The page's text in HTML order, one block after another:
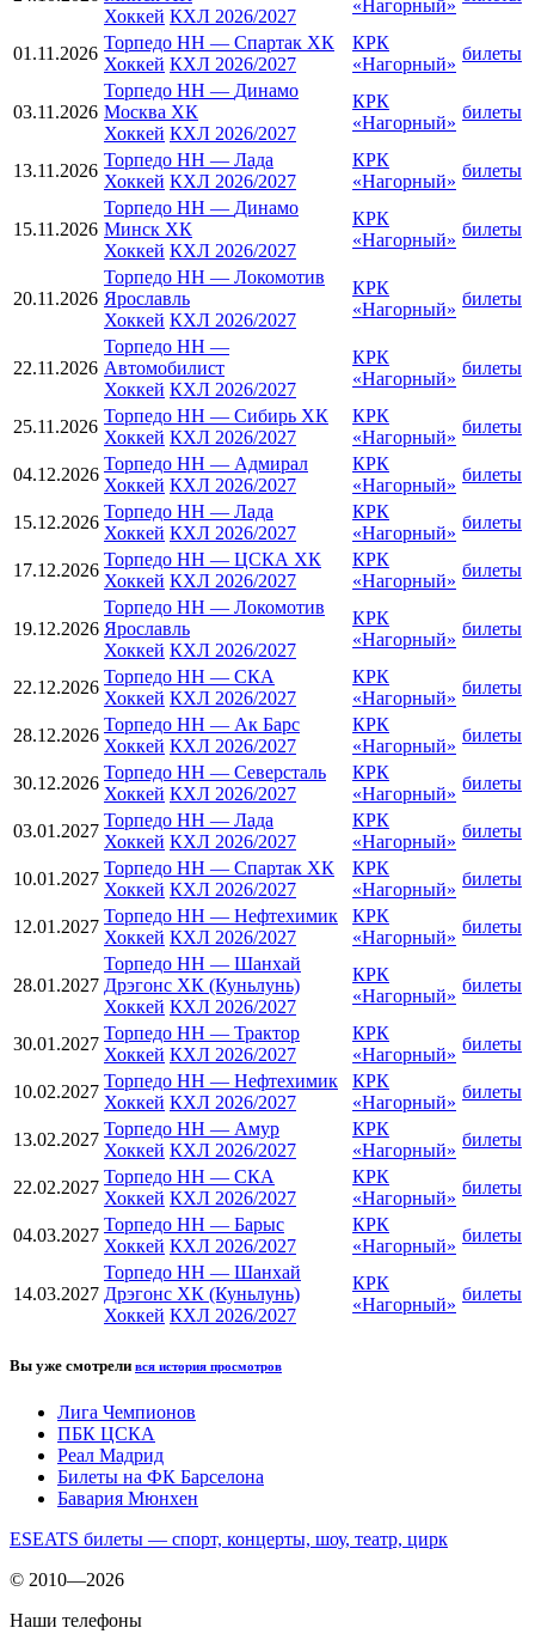
Хоккей КХЛ 2026/2027
«Нагорный»
01.11.2026
Торпедо НН — Спартак ХК
Хоккей КХЛ 2026/2027
КРК
«Нагорный»
билеты
03.11.2026
Торпедо НН — Динамо
Москва ХК
Хоккей КХЛ 2026/2027
КРК
«Нагорный»
билеты
13.11.2026
Торпедо НН — Лада
Хоккей КХЛ 2026/2027
КРК
«Нагорный»
билеты
15.11.2026
Торпедо НН — Динамо
Минск ХК
Хоккей КХЛ 2026/2027
КРК
«Нагорный»
билеты
20.11.2026
Торпедо НН — Локомотив
Ярославль
Хоккей КХЛ 2026/2027
КРК
«Нагорный»
билеты
22.11.2026
Торпедо НН —
Автомобилист
Хоккей КХЛ 2026/2027
КРК
«Нагорный»
билеты
25.11.2026
Торпедо НН — Сибирь ХК
Хоккей КХЛ 2026/2027
КРК
«Нагорный»
билеты
04.12.2026
Торпедо НН — Адмирал
Хоккей КХЛ 2026/2027
КРК
«Нагорный»
билеты
15.12.2026
Торпедо НН — Лада
Хоккей КХЛ 2026/2027
КРК
«Нагорный»
билеты
17.12.2026
Торпедо НН — ЦСКА ХК
Хоккей КХЛ 2026/2027
КРК
«Нагорный»
билеты
19.12.2026
Торпедо НН — Локомотив
Ярославль
Хоккей КХЛ 2026/2027
КРК
«Нагорный»
билеты
22.12.2026
Торпедо НН — СКА
Хоккей КХЛ 2026/2027
КРК
«Нагорный»
билеты
28.12.2026
Торпедо НН — Ак Барс
Хоккей КХЛ 2026/2027
КРК
«Нагорный»
билеты
30.12.2026
Торпедо НН — Северсталь
Хоккей КХЛ 2026/2027
КРК
«Нагорный»
билеты
03.01.2027
Торпедо НН — Лада
Хоккей КХЛ 2026/2027
КРК
«Нагорный»
билеты
10.01.2027
Торпедо НН — Спартак ХК
Хоккей КХЛ 2026/2027
КРК
«Нагорный»
билеты
12.01.2027
Торпедо НН — Нефтехимик
Хоккей КХЛ 2026/2027
КРК
«Нагорный»
билеты
28.01.2027
Торпедо НН — Шанхай
Дрэгонс ХК (Куньлунь)
Хоккей КХЛ 2026/2027
КРК
«Нагорный»
билеты
30.01.2027
Торпедо НН — Трактор
Хоккей КХЛ 2026/2027
КРК
«Нагорный»
билеты
10.02.2027
Торпедо НН — Нефтехимик
Хоккей КХЛ 2026/2027
КРК
«Нагорный»
билеты
13.02.2027
Торпедо НН — Амур
Хоккей КХЛ 2026/2027
КРК
«Нагорный»
билеты
22.02.2027
Торпедо НН — СКА
Хоккей КХЛ 2026/2027
КРК
«Нагорный»
билеты
04.03.2027
Торпедо НН — Барыс
Хоккей КХЛ 2026/2027
КРК
«Нагорный»
билеты
14.03.2027
Торпедо НН — Шанхай
Дрэгонс ХК (Куньлунь)
Хоккей КХЛ 2026/2027
КРК
«Нагорный»
билеты
Вы уже смотрели вся история просмотров
Лига Чемпионов
ПБК ЦСКА
Реал Мадрид
Билеты на ФК Барселона
Бавария Мюнхен
ESEATS билеты — спорт, концерты, шоу, театр, цирк
© 2010—2026
Наши телефоны